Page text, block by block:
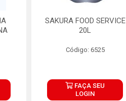
SAKURA FOOD SERVICE
20L
Código: 6525
FAÇA SEU
LOGIN